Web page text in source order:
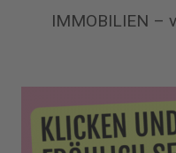
IMMOBILIEN –